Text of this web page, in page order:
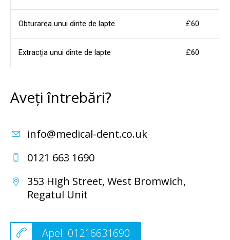
Obturarea unui dinte de lapte £60
Extracția unui dinte de lapte £60
Aveți întrebări?
info@medical-dent.co.uk
0121 663 1690
353 High Street,West Bromwich,
Regatul Unit
Apel: 01216631690